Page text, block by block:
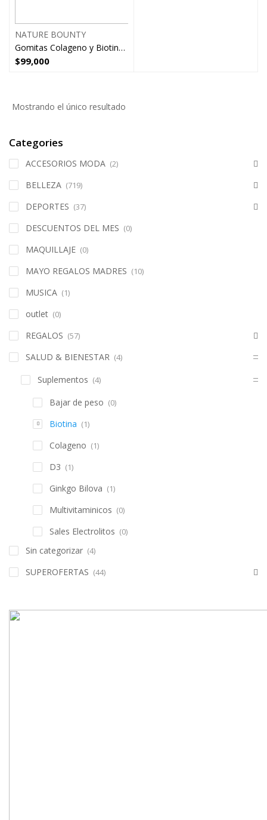
NATURE BOUNTY
Gomitas Colageno y Biotina Cabello Piel Uñas Nature
$99,000
Mostrando el único resultado
Categories
ACCESORIOS MODA (2)
BELLEZA (719)
DEPORTES (37)
DESCUENTOS DEL MES (0)
MAQUILLAJE (0)
MAYO REGALOS MADRES (10)
MUSICA (1)
outlet (0)
REGALOS (57)
SALUD & BIENESTAR (4)
Suplementos (4)
Bajar de peso (0)
Biotina (1)
Colageno (1)
D3 (1)
Ginkgo Bilova (1)
Multivitaminicos (0)
Sales Electrolitos (0)
Sin categorizar (4)
SUPEROFERTAS (44)